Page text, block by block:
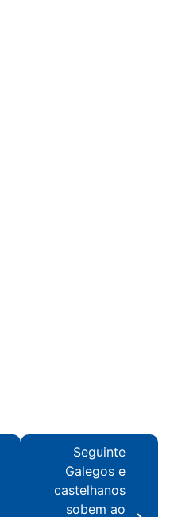
Seguinte
Galegos e
castelhanos
sobem ao